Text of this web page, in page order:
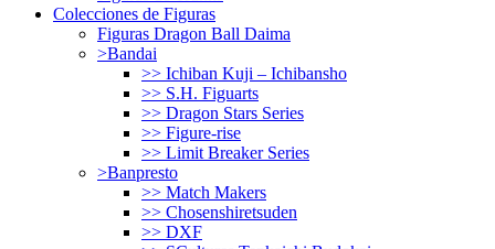
Colecciones de Figuras
Figuras Dragon Ball Daima
>Bandai
>> Ichiban Kuji – Ichibansho
>> S.H. Figuarts
>> Dragon Stars Series
>> Figure-rise
>> Limit Breaker Series
>Banpresto
>> Match Makers
>> Chosenshiretsuden
>> DXF